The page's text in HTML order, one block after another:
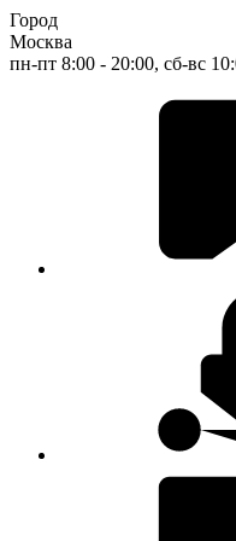
Город
Москва
пн-пт 8:00 - 20:00, сб-вс